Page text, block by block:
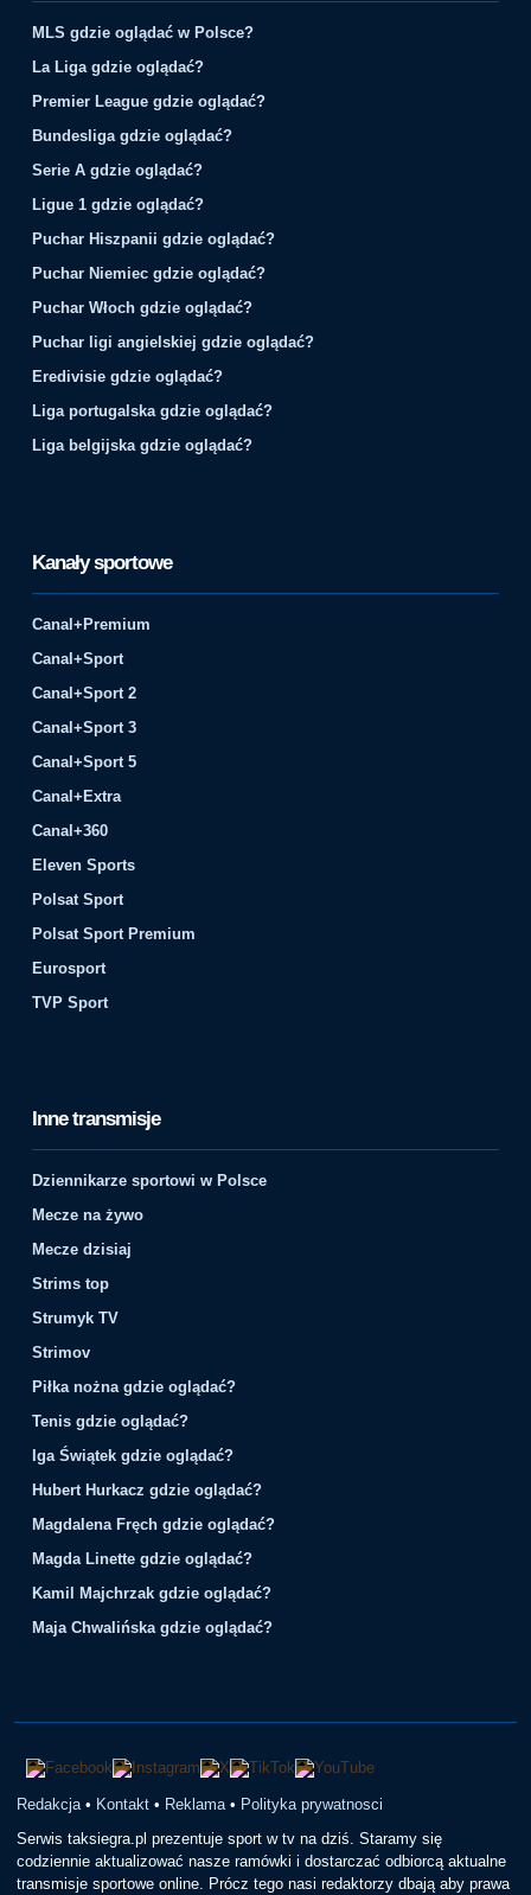
MLS gdzie oglądać w Polsce?
La Liga gdzie oglądać?
Premier League gdzie oglądać?
Bundesliga gdzie oglądać?
Serie A gdzie oglądać?
Ligue 1 gdzie oglądać?
Puchar Hiszpanii gdzie oglądać?
Puchar Niemiec gdzie oglądać?
Puchar Włoch gdzie oglądać?
Puchar ligi angielskiej gdzie oglądać?
Eredivisie gdzie oglądać?
Liga portugalska gdzie oglądać?
Liga belgijska gdzie oglądać?
Kanały sportowe
Canal+Premium
Canal+Sport
Canal+Sport 2
Canal+Sport 3
Canal+Sport 5
Canal+Extra
Canal+360
Eleven Sports
Polsat Sport
Polsat Sport Premium
Eurosport
TVP Sport
Inne transmisje
Dziennikarze sportowi w Polsce
Mecze na żywo
Mecze dzisiaj
Strims top
Strumyk TV
Strimov
Piłka nożna gdzie oglądać?
Tenis gdzie oglądać?
Iga Świątek gdzie oglądać?
Hubert Hurkacz gdzie oglądać?
Magdalena Fręch gdzie oglądać?
Magda Linette gdzie oglądać?
Kamil Majchrzak gdzie oglądać?
Maja Chwalińska gdzie oglądać?
Redakcja • Kontakt • Reklama • Polityka prywatnosci
Serwis taksiegra.pl prezentuje sport w tv na dziś. Staramy się
codziennie aktualizować nasze ramówki i dostarczać odbiorcą aktualne
transmisje sportowe online. Prócz tego nasi redaktorzy dbają aby prawa